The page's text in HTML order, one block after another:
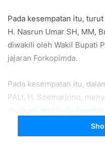
Pada kesempatan itu,
H. Nasrun Umar SH, MM,
diwakili oleh Wakil Bupati
jajaran Forkopimda.
Pada kesempatan itu,
PALI, H. Soemarjono,
“Alhamdulillah, dalam